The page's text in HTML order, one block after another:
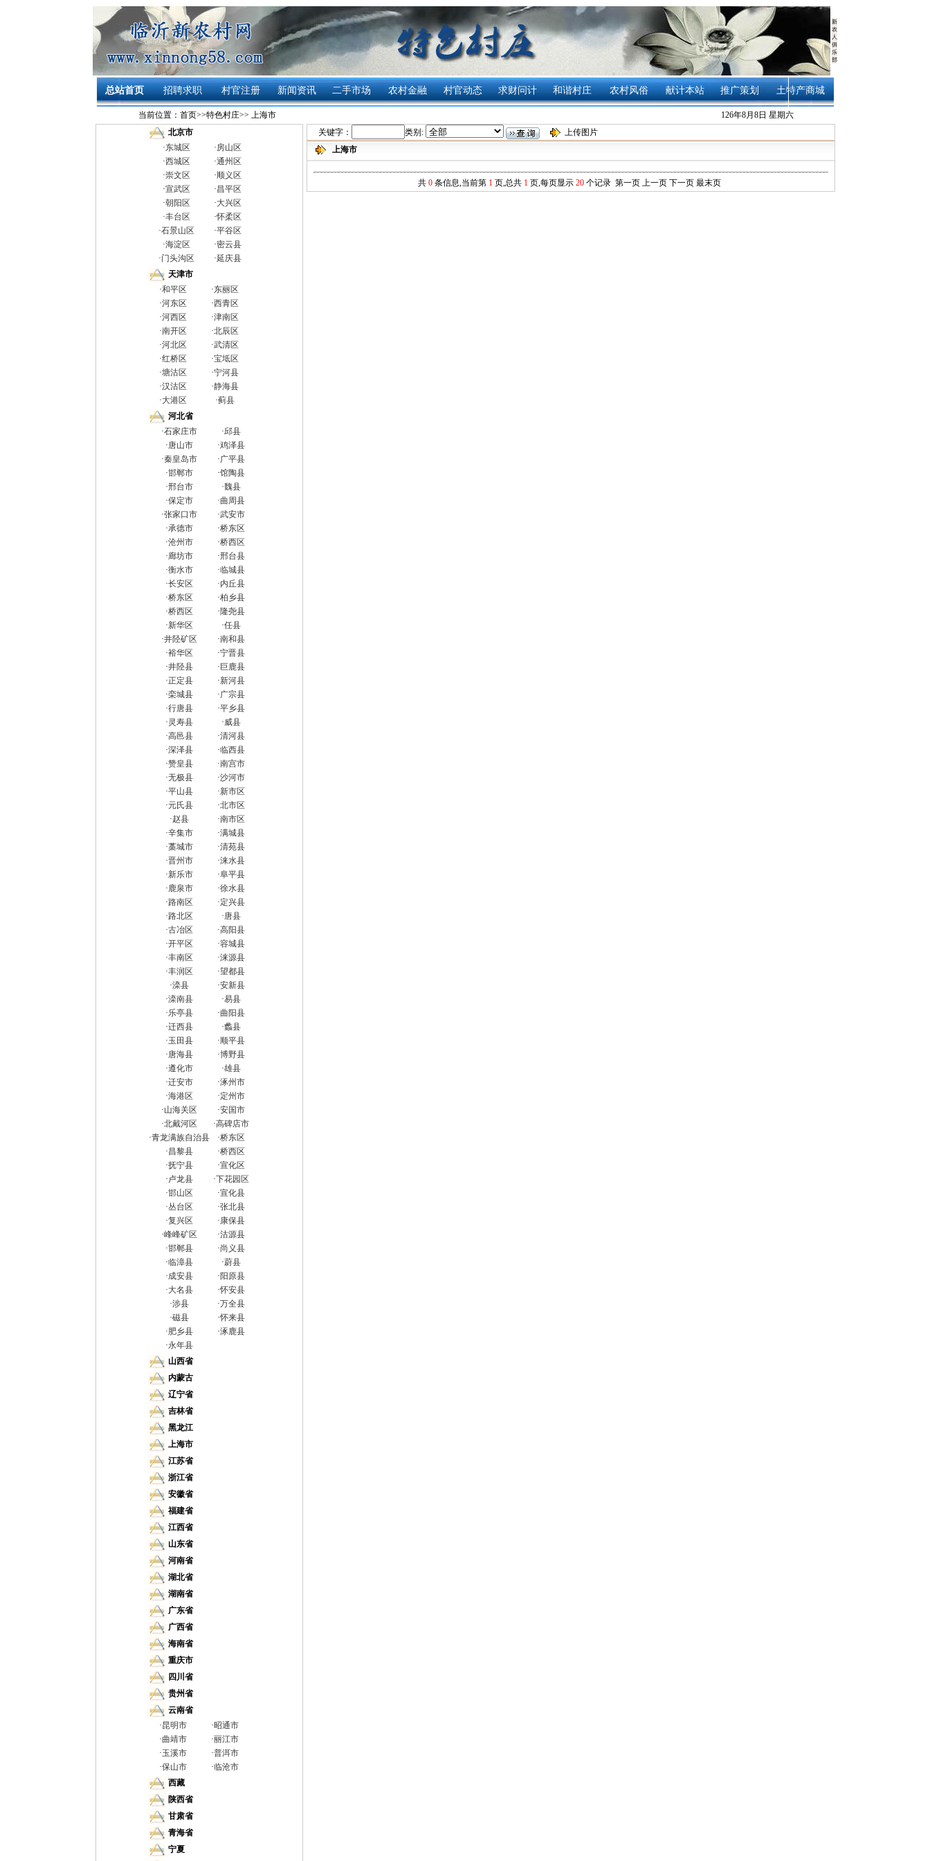
新
农
人
俱
乐
部
总站首页 招聘求职 村官注册 新闻资讯 二手市场 农村金融 村官动态 求财问计 和谐村庄 农村风俗 献计本站 推广策划 土特产商城
当前位置： 首页>>特色村庄>> 上海市
126年8月8日 星期六
北京市
·东城区 ·房山区
·西城区 ·通州区
·崇文区 ·顺义区
·宣武区 ·昌平区
·朝阳区 ·大兴区
·丰台区 ·怀柔区
·石景山区 ·平谷区
·海淀区 ·密云县
·门头沟区 ·延庆县
天津市
·和平区 ·东丽区
·河东区 ·西青区
·河西区 ·津南区
·南开区 ·北辰区
·河北区 ·武清区
·红桥区 ·宝坻区
·塘沽区 ·宁河县
·汉沽区 ·静海县
·大港区 ·蓟县
河北省
·石家庄市 ·邱县
·唐山市 ·鸡泽县
·秦皇岛市 ·广平县
·邯郸市 ·馆陶县
·邢台市 ·魏县
·保定市 ·曲周县
·张家口市 ·武安市
·承德市 ·桥东区
·沧州市 ·桥西区
·廊坊市 ·邢台县
·衡水市 ·临城县
·长安区 ·内丘县
·桥东区 ·柏乡县
·桥西区 ·隆尧县
·新华区 ·任县
·井陉矿区 ·南和县
·裕华区 ·宁晋县
·井陉县 · 巨鹿县
·正定县 ·新河县
·栾城县 ·广宗县
·行唐县 ·平乡县
·灵寿县 ·威县
·高邑县 ·清河县
·深泽县 ·临西县
·赞皇县 ·南宫市
·无极县 ·沙河市
·平山县 ·新市区
·元氏县 ·北市区
·赵县 ·南市区
·辛集市 ·满城县
·藁城市 ·清苑县
·晋州市 ·涞水县
·新乐市 ·阜平县
·鹿泉市 ·徐水县
·路南区 ·定兴县
·路北区 ·唐县
·古冶区 ·高阳县
·开平区 ·容城县
·丰南区 ·涞源县
·丰润区 ·望都县
·滦县 ·安新县
·滦南县 ·易县
·乐亭县 ·曲阳县
·迁西县 ·蠡县
·玉田县 ·顺平县
·唐海县 ·博野县
·遵化市 ·雄县
·迁安市 ·涿州市
·海港区 ·定州市
·山海关区 ·安国市
·北戴河区 ·高碑店市
·青龙满族自治县 ·桥东区
·昌黎县 ·桥西区
·抚宁县 ·宣化区
·卢龙县 ·下花园区
·邯山区 ·宣化县
·丛台区 ·张北县
·复兴区 ·康保县
·峰峰矿区 ·沽源县
·邯郸县 ·尚义县
·临漳县 ·蔚县
·成安县 · 阳原县
·大名县 ·怀安县
·涉县 ·万全县
·磁县 ·怀来县
·肥乡县 ·涿鹿县
·永年县
山西省
内蒙古
辽宁省
吉林省
黑龙江
上海市
江苏省
浙江省
安徽省
福建省
江西省
山东省
河南省
湖北省
湖南省
广东省
广西省
海南省
重庆市
四川省
贵州省
云南省
·昆明市 ·昭通市
·曲靖市 ·丽江市
·玉溪市 ·普洱市
·保山市 ·临沧市
西藏
陕西省
甘肃省
青海省
宁夏
关键字： 类别:
上传图片
上海市
共 0 条信息,当前第 1 页,总共 1 页,每页显示 20 个记录 第一页 上一页 下一页 最末页